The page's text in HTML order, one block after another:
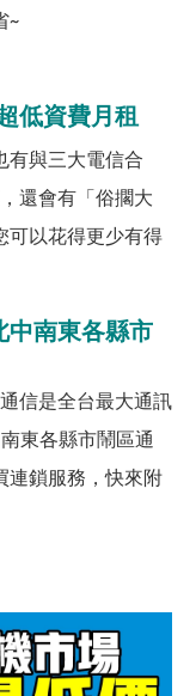
~
低資費月租
有與三大電信合
還會有「俗擱大
可以花得更少有得
中南東各縣市
信是全台最大通訊
東各縣市鬧區通
連鎖服務，快來附